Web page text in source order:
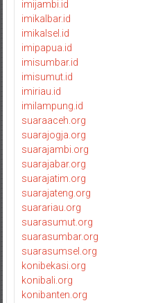
imijambi.id
imikalbar.id
imikalsel.id
imipapua.id
imisumbar.id
imisumut.id
imiriau.id
imilampung.id
suaraaceh.org
suarajogja.org
suarajambi.org
suarajabar.org
suarajatim.org
suarajateng.org
suarariau.org
suarasumut.org
suarasumbar.org
suarasumsel.org
konibekasi.org
konibali.org
konibanten.org